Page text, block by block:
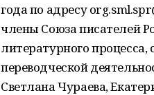
года по адресу
члены Союза писателей
литературного
переводческой
Светлана Чураева,